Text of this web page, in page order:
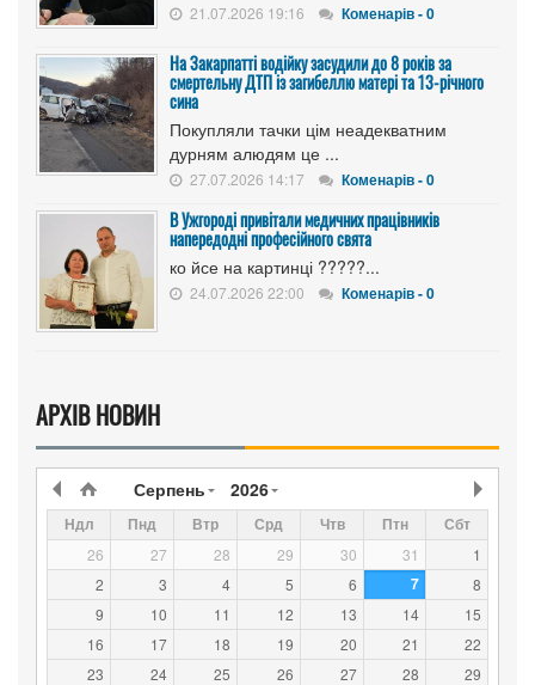
21.07.2026 19:16 Коменарів - 0
На Закарпатті водійку засудили до 8 років за
смертельну ДТП із загибеллю матері та 13-річного
сина
Покупляли тачки цім неадекватним
дурням алюдям це ...
27.07.2026 14:17 Коменарів - 0
В Ужгороді привітали медичних працівників
напередодні професійного свята
ко йсе на картинці ?????...
24.07.2026 22:00 Коменарів - 0
АРХІВ НОВИН
Серпень 2026
Ндл Пнд Втр Срд Чтв Птн Сбт
26 27 28 29 30 31
1
2
3 4 5 6 7
8
9
10 11 12 13 14
15
16
17 18 19 20 21
22
23
24 25 26 27 28
29